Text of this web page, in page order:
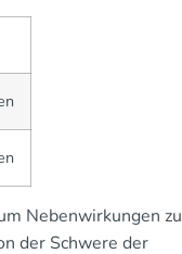
Nebenwirkungen zu
der Schwere der